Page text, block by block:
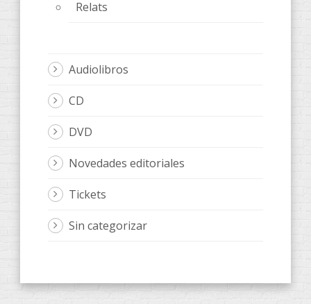
Relats
Audiolibros
CD
DVD
Novedades editoriales
Tickets
Sin categorizar